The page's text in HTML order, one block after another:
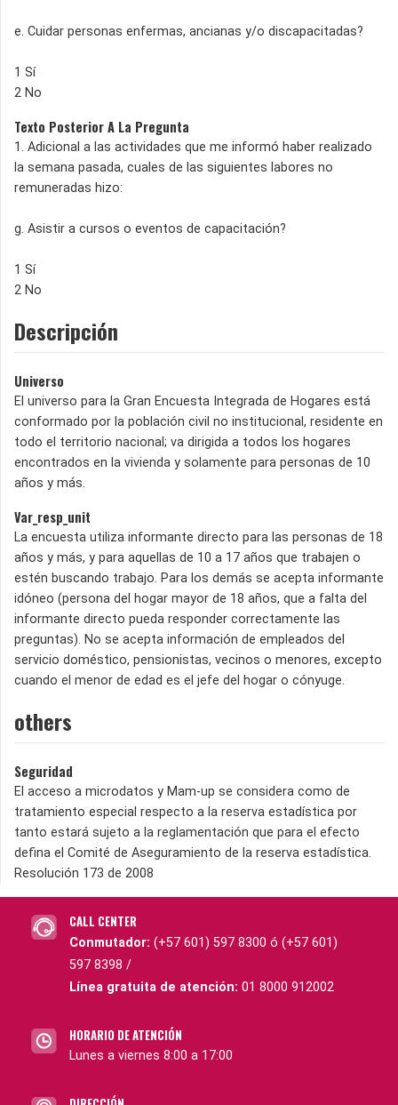
e. Cuidar personas enfermas, ancianas y/o discapacitadas?
1 Sí
2 No
Texto Posterior A La Pregunta
1. Adicional a las actividades que me informó haber realizado
la semana pasada, cuales de las siguientes labores no
remuneradas hizo:
g. Asistir a cursos o eventos de capacitación?
1 Sí
2 No
Descripción
Universo
El universo para la Gran Encuesta Integrada de Hogares está
conformado por la población civil no institucional, residente en
todo el territorio nacional; va dirigida a todos los hogares
encontrados en la vivienda y solamente para personas de 10
años y más.
Var_resp_unit
La encuesta utiliza informante directo para las personas de 18
años y más, y para aquellas de 10 a 17 años que trabajen o
estén buscando trabajo. Para los demás se acepta informante
idóneo (persona del hogar mayor de 18 años, que a falta del
informante directo pueda responder correctamente las
preguntas). No se acepta información de empleados del
servicio doméstico, pensionistas, vecinos o menores, excepto
cuando el menor de edad es el jefe del hogar o cónyuge.
others
Seguridad
El acceso a microdatos y Mam-up se considera como de
tratamiento especial respecto a la reserva estadística por
tanto estará sujeto a la reglamentación que para el efecto
defina el Comité de Aseguramiento de la reserva estadística.
Resolución 173 de 2008
CALL CENTER
Conmutador: (+57 601) 597 8300 ó (+57 601)
597 8398 /
Línea gratuita de atención: 01 8000 912002
HORARIO DE ATENCIÓN
Lunes a viernes 8:00 a 17:00